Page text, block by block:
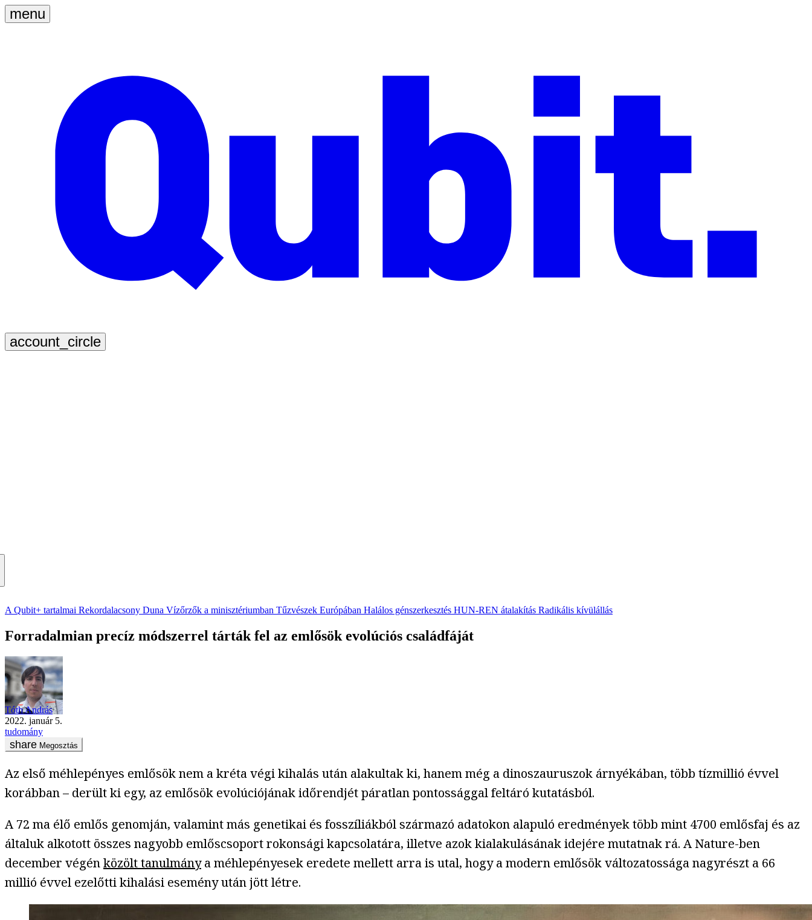
A Qubit+ tartalmai Rekordalacsony Duna Vízőrzők a minisztériumban Tűzvészek Európában Halálos génszerkesztés HUN-REN átalakítás Radikális kívülállás
Forradalmian precíz módszerrel tárták fel az emlősök evolúciós családfáját
Tóth András
2022. január 5.
tudomány
Megosztás
Az első méhlepényes emlősök nem a kréta végi kihalás után alakultak ki, hanem még a dinoszauruszok árnyékában, több tízmillió évvel
korábban – derült ki egy, az emlősök evolúciójának időrendjét páratlan pontossággal feltáró kutatásból.
A 72 ma élő emlős genomján, valamint más genetikai és fosszíliákból származó adatokon alapuló eredmények több mint 4700 emlősfaj és az
általuk alkotott összes nagyobb emlőscsoport rokonsági kapcsolatára, illetve azok kialakulásának idejére mutatnak rá. A Nature-ben
december végénközölt tanulmánya méhlepényesek eredete mellett arra is utal, hogy a modern emlősök változatossága nagyrészt a 66
millió évvel ezelőtti kihalási esemény után jött létre.